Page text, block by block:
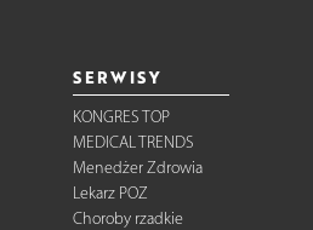
SERWISY
KONGRES TOP
MEDICAL TRENDS
Menedżer Zdrowia
Lekarz POZ
Choroby rzadkie